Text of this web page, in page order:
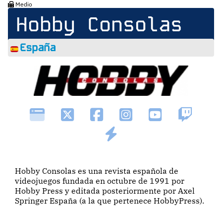
Medio
Hobby Consolas
España
Hobby Consolas es una revista española de
videojuegos fundada en octubre de 1991 por
Hobby Press y editada posteriormente por Axel
Springer España (a la que pertenece HobbyPress).